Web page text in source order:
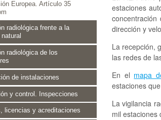
Europea. Artículo 35
radiológica frente a la
radiológica de los
de instalaciones
y control. Inspecciones
licencias y acreditaciones
estaciones
dirección y
La recepción,
las redes de
En el mapa
estaciones
La vigilancia
mil estaciones